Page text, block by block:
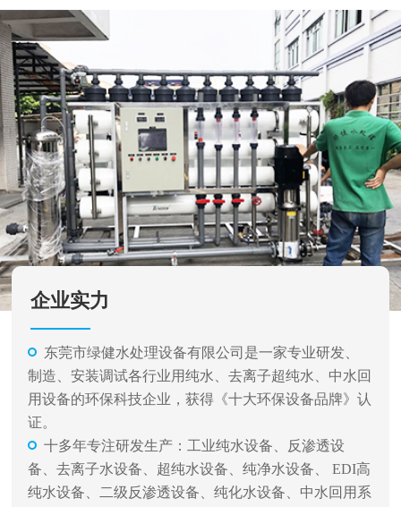
企业实力
东莞市绿健水处理设备有限公司是一家专业研发、
制造、安装调试各行业用纯水、去离子超纯水、中水回
用设备的环保科技企业，获得《十大环保设备品牌》认
证。
十多年专注研发生产：工业纯水设备、反渗透设
备、去离子水设备、超纯水设备、纯净水设备、 EDI高
纯水设备、二级反渗透设备、纯化水设备、中水回用系